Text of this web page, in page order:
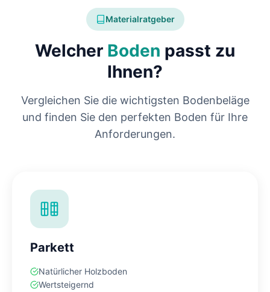
Materialratgeber
Welcher Boden passt zu
Ihnen?
Vergleichen Sie die wichtigsten Bodenbeläge
und finden Sie den perfekten Boden für Ihre
Anforderungen.
Parkett
Natürlicher Holzboden
Wertsteigernd